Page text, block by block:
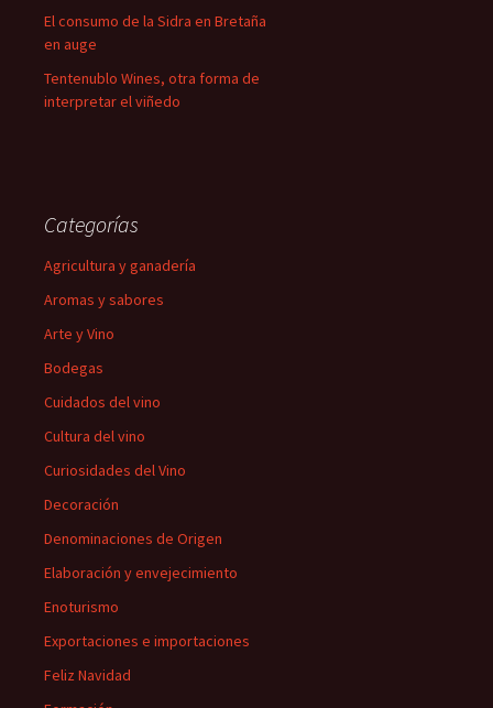
El consumo de la Sidra en Bretaña
en auge
Tentenublo Wines, otra forma de
interpretar el viñedo
Categorías
Agricultura y ganadería
Aromas y sabores
Arte y Vino
Bodegas
Cuidados del vino
Cultura del vino
Curiosidades del Vino
Decoración
Denominaciones de Origen
Elaboración y envejecimiento
Enoturismo
Exportaciones e importaciones
Feliz Navidad